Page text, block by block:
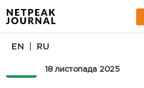
18 листопада 2025
EN RU